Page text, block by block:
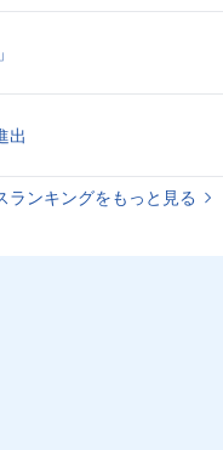
出
ランキングをもっと見る